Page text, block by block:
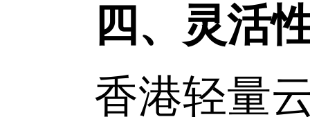
四、灵活
香港轻量云